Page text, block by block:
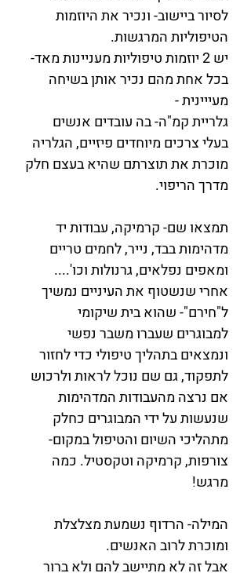
לסיור ביישוב- ונכיר את היוזמות
הטיפוליות המרגשות.
יש 2 יוזמות טיפוליות מעניינות מאד-
בכל אחת מהם נכיר אותן בשיחה
מעייינית -
גלריית קמ"ה- בה עובדים אנשים
בעלי צרכים מיוחדים פיזיים, הגלריה
מוכרת את תוצרתם שהיא בעצם חלק
מדרך הריפוי.
תמצאו שם- קרמיקה, עבודות יד
מדהימות בבד, נייר, לחמים טריים
ומאפים נפלאים, גרנולות וכו'....
אחרי שנשטוף את העיניים נמשיך
ל"חירם"- שהוא בית שיקומי
למבוגרים שעברו משבר נפשי
ונמצאים בתהליך טיפולי כדי לחזור
לתפקוד, גם שם נוכל לראות ולרכוש
אם נרצה מהעבודות המדהימות
שנעשות על ידי המבוגרים כחלק
מתהליכי השיום והטיפול במקום-
צורפות, קרמיקה וטקסטיל. כמה
מרגש!
המילה- הרדוף נשמעת מצלצלת
ומוכרת לרוב האנשים.
אבל זה לא מתיישב להם ולא ברור